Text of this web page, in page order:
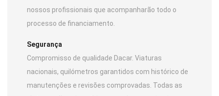
nossos profissionais que acompanharão todo o
processo de financiamento.
Segurança
Compromisso de qualidade Dacar. Viaturas
nacionais, quilómetros garantidos com histórico de
manutenções e revisões comprovadas. Todas as